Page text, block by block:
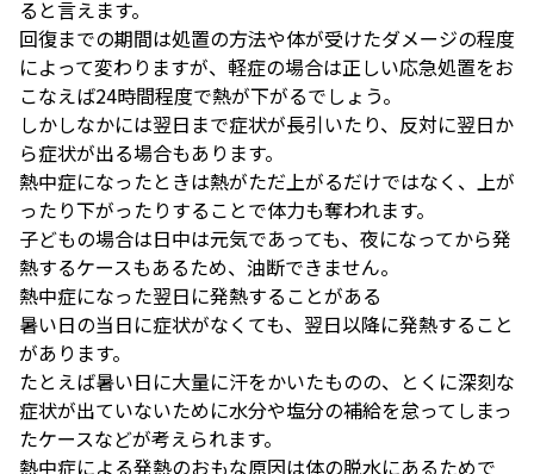
ると言えます。
回復までの期間は処置の方法や体が受けたダメージの程度
によって変わりますが、軽症の場合は正しい応急処置をお
こなえば24時間程度で熱が下がるでしょう。
しかしなかには翌日まで症状が長引いたり、反対に翌日か
ら症状が出る場合もあります。
熱中症になったときは熱がただ上がるだけではなく、上が
ったり下がったりすることで体力も奪われます。
子どもの場合は日中は元気であっても、夜になってから発
熱するケースもあるため、油断できません。
熱中症になった翌日に発熱することがある
暑い日の当日に症状がなくても、翌日以降に発熱すること
があります。
たとえば暑い日に大量に汗をかいたものの、とくに深刻な
症状が出ていないために水分や塩分の補給を怠ってしまっ
たケースなどが考えられます。
熱中症による発熱のおもな原因は体の脱水にあるためで